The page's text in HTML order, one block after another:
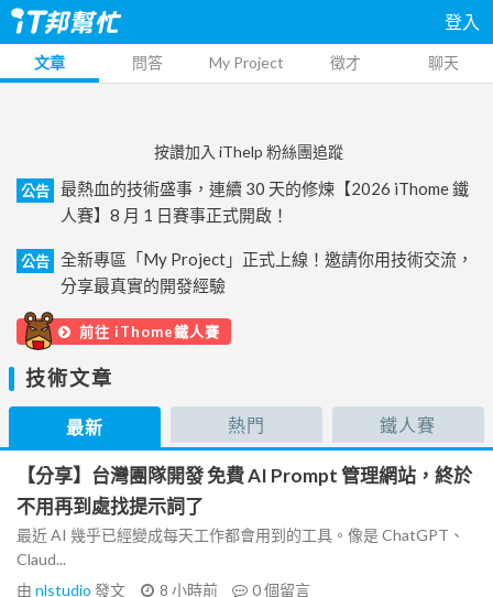
登入
文章 問答 My Project 徵才 聊天
按讚加入 iThelp 粉絲團追蹤
公告
最熱血的技術盛事，連續 30 天的修煉【2026 iThome 鐵
人賽】8 月 1 日賽事正式開啟！
公告
全新專區「My Project」正式上線！邀請你用技術交流，
分享最真實的開發經驗
前往 iThome鐵人賽
技術文章
最新 熱門 鐵人賽
【分享】台灣團隊開發 免費 AI Prompt 管理網站，終於
不用再到處找提示詞了
最近 AI 幾乎已經變成每天工作都會用到的工具。像是 ChatGPT、
Claud...
由 nlstudio 發文 8 小時前 0個留言